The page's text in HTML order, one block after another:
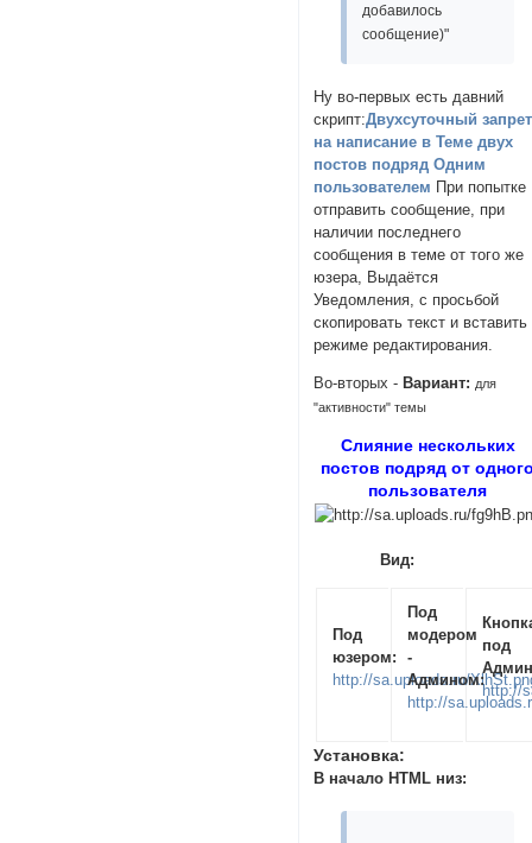
добавилось
сообщение)"
Ну во-первых есть давний
скрипт:Двухсуточный запрет
на написание в Теме двух
постов подряд Одним
пользователем При попытке
отправить сообщение, при
наличии последнего
сообщения в теме от того же
юзера, Выдаётся
Уведомления, с просьбой
скопировать текст и вставить
режиме редактирования.
Во-вторых - Вариант: для
"активности" темы
Cлияние нескольких
постов подряд от
пользователя
Вид:
Под
юзером:
http://sa.uploads.ru/
Под
модером
-
Админом:
http://
под
http://
Установка:
В начало HTML низ: